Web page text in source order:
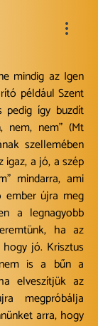
mindig az Igen
például Szent
pedig így buzdít
nem, nem” (Mt
szellemében
igaz, a jó, a szép
mindarra, ami
ember újra meg
a legnagyobb
ha az
jó. Krisztus
is a bűn a
elveszítjük az
megpróbálja
arra, hogy